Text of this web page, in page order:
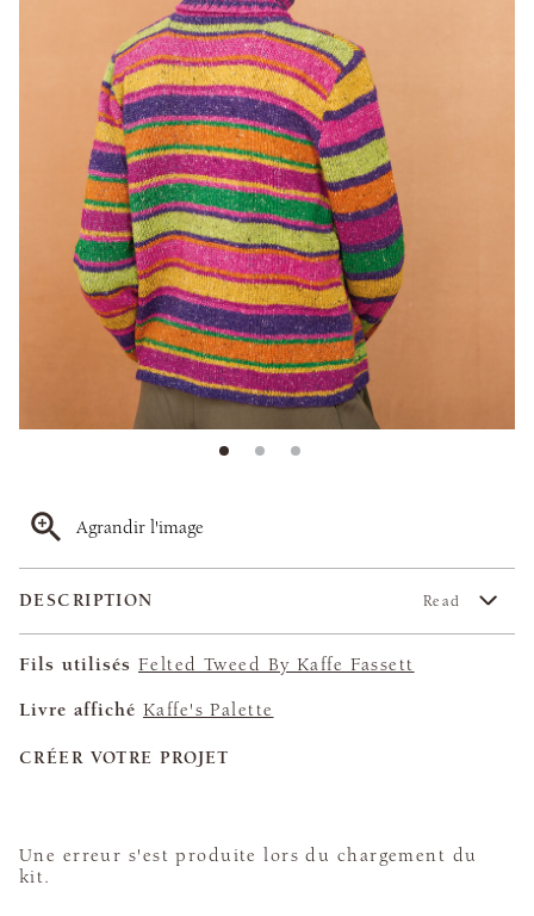
Agrandir l'image
DESCRIPTION Read
Fils utilisés Felted Tweed By Kaffe Fassett
Livre affiché Kaffe's Palette
CRÉER VOTRE PROJET
Une erreur s'est produite lors du chargement du
kit.